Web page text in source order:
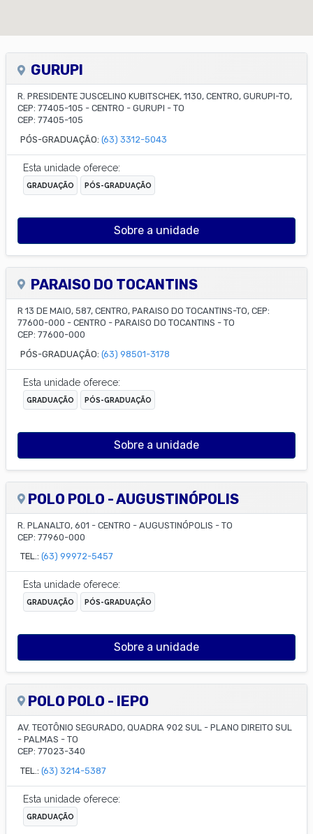
GURUPI
R. PRESIDENTE JUSCELINO KUBITSCHEK, 1130, CENTRO, GURUPI-TO,
CEP: 77405-105 - CENTRO - GURUPI - TO
CEP: 77405-105
PÓS-GRADUAÇÃO: (63) 3312-5043
Esta unidade oferece:
GRADUAÇÃO PÓS-GRADUAÇÃO
Sobre a unidade
PARAISO DO TOCANTINS
R 13 DE MAIO, 587, CENTRO, PARAISO DO TOCANTINS-TO, CEP:
77600-000 - CENTRO - PARAISO DO TOCANTINS - TO
CEP: 77600-000
PÓS-GRADUAÇÃO: (63) 98501-3178
Esta unidade oferece:
GRADUAÇÃO PÓS-GRADUAÇÃO
Sobre a unidade
POLO POLO - AUGUSTINÓPOLIS
R. PLANALTO, 601 - CENTRO - AUGUSTINÓPOLIS - TO
CEP: 77960-000
TEL.: (63) 99972-5457
Esta unidade oferece:
GRADUAÇÃO PÓS-GRADUAÇÃO
Sobre a unidade
POLO POLO - IEPO
AV. TEOTÔNIO SEGURADO, QUADRA 902 SUL - PLANO DIREITO SUL
- PALMAS - TO
CEP: 77023-340
TEL.: (63) 3214-5387
Esta unidade oferece:
GRADUAÇÃO